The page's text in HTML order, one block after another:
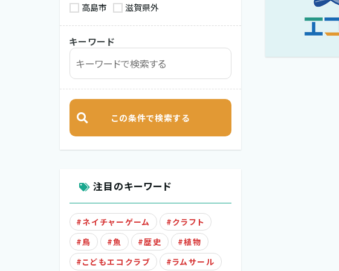
高島市
滋賀県外
キーワード
注目のキーワード
ネイチャーゲーム
クラフト
鳥
魚 歴史
植物
こどもエコクラブ
ラムサール